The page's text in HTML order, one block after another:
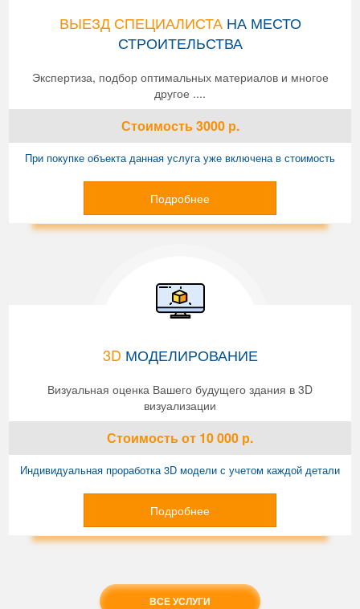
ВЫЕЗД СПЕЦИАЛИСТАНА МЕСТО
СТРОИТЕЛЬСТВА
Экспертиза, подбор оптимальных материалов и многое
другое ....
Стоимость3000р.
При покупке объекта данная услуга уже включена в стоимость
Подробнее
3D МОДЕЛИРОВАНИЕ
Визуальная оценка Вашего будущего здания в 3D
визуализации
Стоимостьот 10 000 р.
Индивидуальная проработка 3D модели с учетом каждой детали
Подробнее
ВСЕ УСЛУГИ